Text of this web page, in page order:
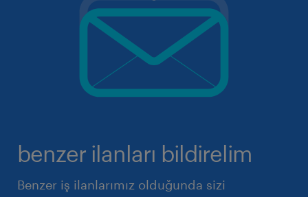
benzer ilanları bildirelim
Benzer iş ilanlarımız olduğunda sizi